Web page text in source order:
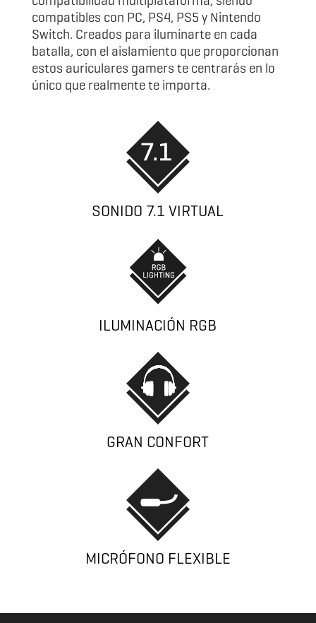
compatibles con PC, PS4, PS5 y Nintendo
Switch. Creados para iluminarte en cada
batalla, con el aislamiento que proporcionan
estos auriculares gamers te centrarás en lo
único que realmente te importa.
SONIDO 7.1 VIRTUAL
ILUMINACIÓN RGB
GRAN CONFORT
MICRÓFONO FLEXIBLE